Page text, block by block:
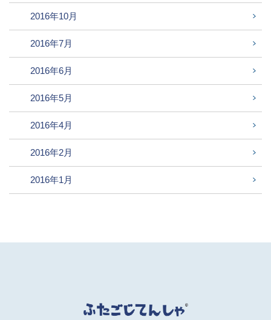
2016年10月
2016年7月
2016年6月
2016年5月
2016年4月
2016年2月
2016年1月